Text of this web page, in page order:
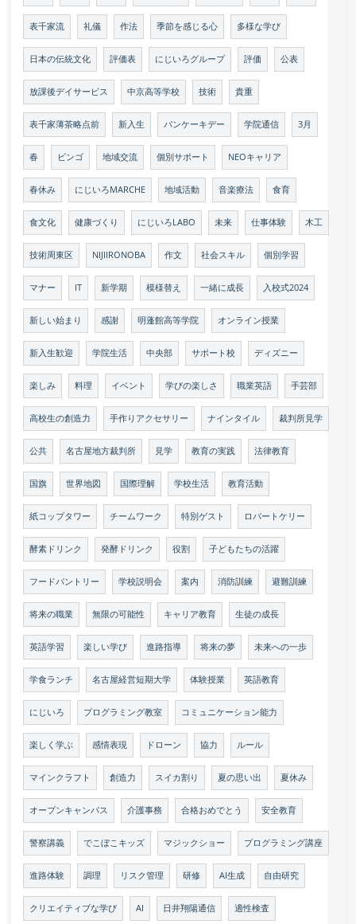
表千家流 礼儀 作法 季節を感じる心 多様な学び
日本の伝統文化 評価表 にじいろグループ 評価 公表
放課後デイサービス 中京高等学校 技術 貴重
表千家薄茶略点前 新入生 パンケーキデー 学院通信 3月
春 ビンゴ 地域交流 個別サポート NEOキャリア
春休み にじいろMARCHE 地域活動 音楽療法 食育
食文化 健康づくり にじいろLABO 未来 仕事体験 木工
技術周東区 NIJIIRONOBA 作文 社会スキル 個別学習
マナー IT 新学期 模様替え 一緒に成長 入校式2024
新しい始まり 感謝 明蓬館高等学院 オンライン授業
新入生歓迎 学院生活 中央部 サポート校 ディズニー
楽しみ 料理 イベント 学びの楽しさ 職業英語 手芸部
高校生の創造力 手作りアクセサリー ナインタイル 裁判所見学
公共 名古屋地方裁判所 見学 教育の実践 法律教育
国旗 世界地図 国際理解 学校生活 教育活動
紙コップタワー チームワーク 特別ゲスト ロバートケリー
酵素ドリンク 発酵ドリンク 役割 子どもたちの活躍
フードパントリー 学校説明会 案内 消防訓練 避難訓練
将来の職業 無限の可能性 キャリア教育 生徒の成長
英語学習 楽しい学び 進路指導 将来の夢 未来への一歩
学食ランチ 名古屋経営短期大学 体験授業 英語教育
にじいろ プログラミング教室 コミュニケーション能力
楽しく学ぶ 感情表現 ドローン 協力 ルール
マインクラフト 創造力 スイカ割り 夏の思い出 夏休み
オープンキャンパス 介護事務 合格おめでとう 安全教育
警察講義 でこぼこキッズ マジックショー プログラミング講座
進路体験 調理 リスク管理 研修 AI生成 自由研究
クリエイティブな学び AI 日井翔陽通信 適性検査